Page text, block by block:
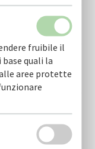
generale -
ai trenta nuovi
- 06 agosto
fruibile il
quali la
aree protette